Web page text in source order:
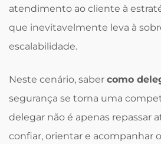
atendimento ao cliente à
que inevitavelmente leva à
escalabilidade.
Neste cenário, saber como
segurança se torna uma
delegar não é apenas repassar
confiar, orientar e acompanhar